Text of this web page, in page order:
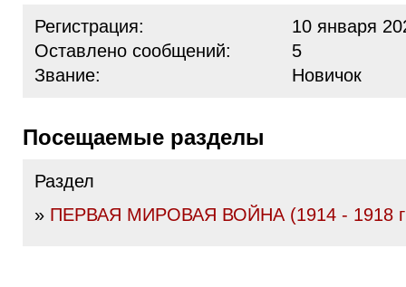
Регистрация:
10 января
Оставлено сообщений:
5
Звание:
Новичок
Посещаемые разделы
Раздел
» ПЕРВАЯ МИРОВАЯ ВОЙНА (1914 - 1918